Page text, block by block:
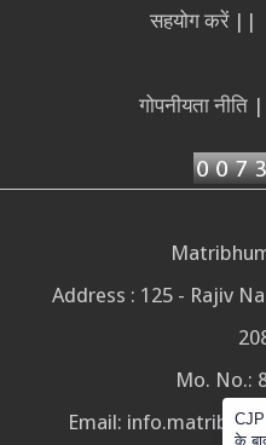
सहयोग करें ||
गोपनीयता नीति
Address : 125 - Rajiv
Mo. No.:
Email:
CJP
के